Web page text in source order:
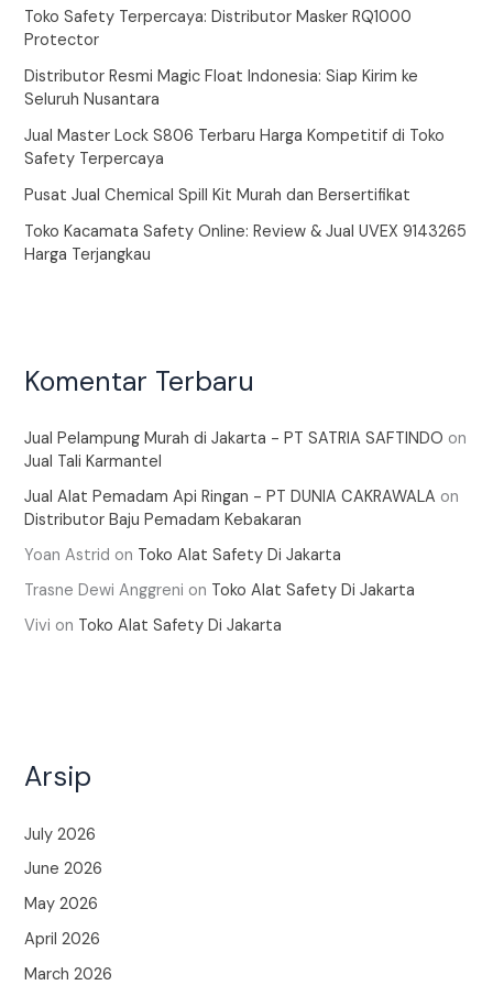
Toko Safety Terpercaya: Distributor Masker RQ1000
Protector
Distributor Resmi Magic Float Indonesia: Siap Kirim ke
Seluruh Nusantara
Jual Master Lock S806 Terbaru Harga Kompetitif di Toko
Safety Terpercaya
Pusat Jual Chemical Spill Kit Murah dan Bersertifikat
Toko Kacamata Safety Online: Review & Jual UVEX 9143265
Harga Terjangkau
Komentar Terbaru
Jual Pelampung Murah di Jakarta - PT SATRIA SAFTINDO on
Jual Tali Karmantel
Jual Alat Pemadam Api Ringan - PT DUNIA CAKRAWALA on
Distributor Baju Pemadam Kebakaran
Yoan Astrid on Toko Alat Safety Di Jakarta
Trasne Dewi Anggreni on Toko Alat Safety Di Jakarta
Vivi on Toko Alat Safety Di Jakarta
Arsip
July 2026
June 2026
May 2026
April 2026
March 2026